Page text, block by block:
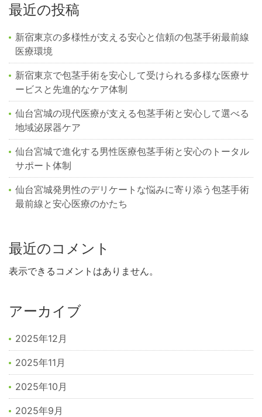
最近の投稿
新宿東京の多様性が支える安心と信頼の包茎手術最前線
医療環境
新宿東京で包茎手術を安心して受けられる多様な医療サ
ービスと先進的なケア体制
仙台宮城の現代医療が支える包茎手術と安心して選べる
地域泌尿器ケア
仙台宮城で進化する男性医療包茎手術と安心のトータル
サポート体制
仙台宮城発男性のデリケートな悩みに寄り添う包茎手術
最前線と安心医療のかたち
最近のコメント
表示できるコメントはありません。
アーカイブ
2025年12月
2025年11月
2025年10月
2025年9月